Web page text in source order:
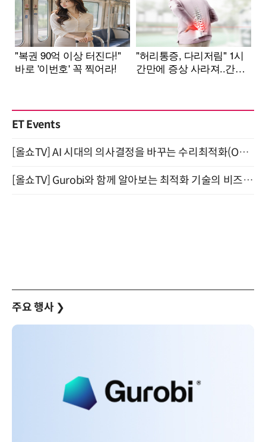
ET Events
[올쇼TV] AI 시대의 의사결정을 바꾸는 수리최적화(Optimization) 소개 (8/20 생방송)
[올쇼TV] Gurobi와 함께 알아보는 최적화 기술의 비즈니스 활용 (8월 20일 생방송)
주요 행사 ❯